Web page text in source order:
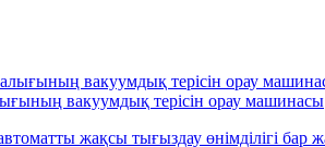
вакуумдық терісін орау машинасы